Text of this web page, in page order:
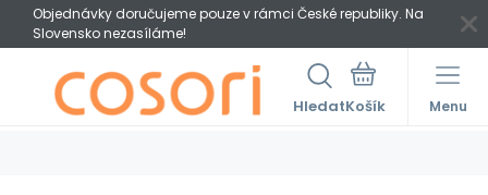
Objednávky doručujeme pouze v rámci České republiky. Na
Slovensko nezasíláme!
Hledat Menu